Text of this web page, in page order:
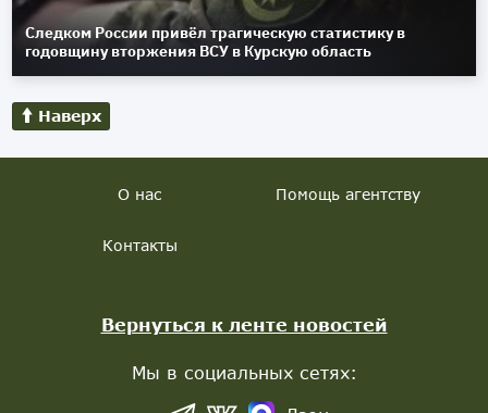
Следком России привёл трагическую статистику в
годовщину вторжения ВСУ в Курскую область
Наверх
О нас Помощь агентству
Контакты
Вернуться к ленте новостей
Мы в социальных сетях: